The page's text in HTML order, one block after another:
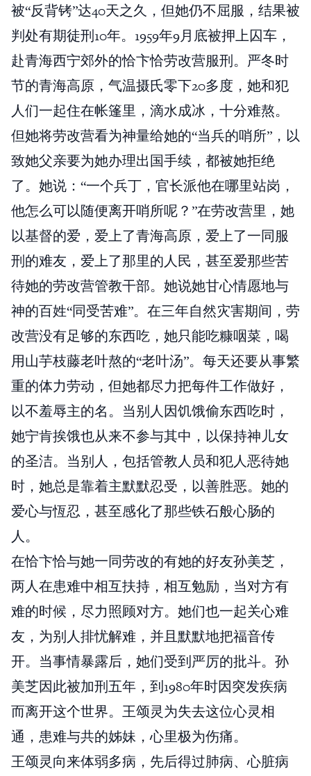
被“反背铐”达40天之久，但她仍不屈服，结果被
判处有期徒刑10年。1959年9月底被押上囚车，
赴青海西宁郊外的恰卞恰劳改营服刑。严冬时
节的青海高原，气温摄氏零下20多度，她和犯
人们一起住在帐篷里，滴水成冰，十分难熬。
但她将劳改营看为神量给她的“当兵的哨所”，以
致她父亲要为她办理出国手续，都被她拒绝
了。她说：“一个兵丁，官长派他在哪里站岗，
他怎么可以随便离开哨所呢？”在劳改营里，她
以基督的爱，爱上了青海高原，爱上了一同服
刑的难友，爱上了那里的人民，甚至爱那些苦
待她的劳改营管教干部。她说她甘心情愿地与
神的百姓“同受苦难”。在三年自然灾害期间，劳
改营没有足够的东西吃，她只能吃糠咽菜，喝
用山芋枝藤老叶熬的“老叶汤”。每天还要从事繁
重的体力劳动，但她都尽力把每件工作做好，
以不羞辱主的名。当别人因饥饿偷东西吃时，
她宁肯挨饿也从来不参与其中，以保持神儿女
的圣洁。当别人，包括管教人员和犯人恶待她
时，她总是靠着主默默忍受，以善胜恶。她的
爱心与恆忍，甚至感化了那些铁石般心肠的
人。
在恰卞恰与她一同劳改的有她的好友孙美芝，
两人在患难中相互扶持，相互勉励，当对方有
难的时候，尽力照顾对方。她们也一起关心难
友，为别人排忧解难，并且默默地把福音传
开。当事情暴露后，她们受到严厉的批斗。孙
美芝因此被加刑五年，到1980年时因突发疾病
而离开这个世界。王颂灵为失去这位心灵相
通，患难与共的姊妹，心里极为伤痛。
王颂灵向来体弱多病，先后得过肺病、心脏病